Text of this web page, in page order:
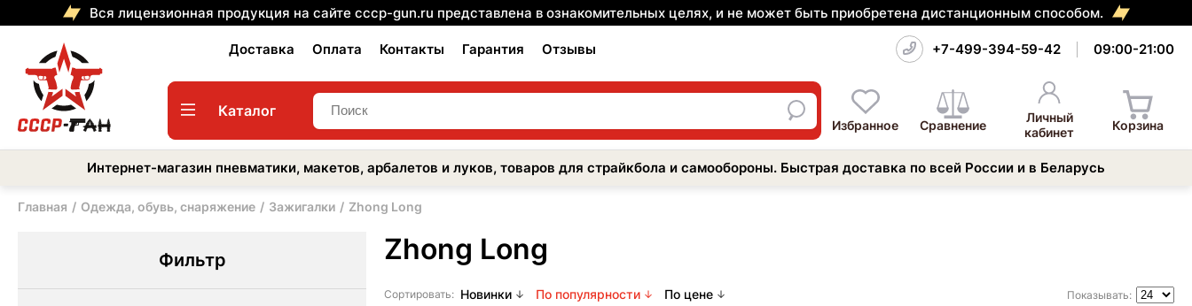
Вся лицензионная продукция на сайте cccp-gun.ru представлена в ознакомительных целях, и не может быть приобретена дистанционным способом.
Доставка Оплата Контакты Гарантия Отзывы +7-499-394-59-42 09:00-21:00
Каталог
Избранное Сравнение
Личный
кабинет
Корзина
Интернет-магазин пневматики, макетов, арбалетов и луков, товаров для страйкбола и самообороны. Быстрая доставка по всей России и в Беларусь
Главная Одежда, обувь, снаряжение Зажигалки Zhong Long
Фильтр Zhong Long
Сортировать: Новинки По популярности По цене Показывать: